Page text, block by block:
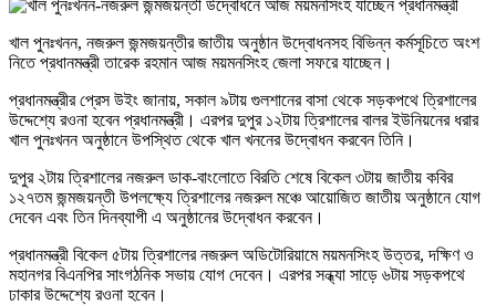
খাল পুনঃখনন, নজরুল জন্মজয়ন্তীর জাতীয় অনুষ্ঠান উদ্বোধনসহ বিভিন্ন কর্মসূচিতে অংশ
নিতে প্রধানমন্ত্রী তারেক রহমান আজ ময়মনসিংহ জেলা সফরে যাচ্ছেন।
প্রধানমন্ত্রীর প্রেস উইং জানায়, সকাল ৯টায় গুলশানের বাসা থেকে সড়কপথে ত্রিশালের
উদ্দেশ্যে রওনা হবেন প্রধানমন্ত্রী। এরপর দুপুর ১২টায় ত্রিশালের বালর ইউনিয়নের ধরার
খাল পুনঃখনন অনুষ্ঠানে উপস্থিত থেকে খাল খননের উদ্বোধন করবেন তিনি।
দুপুর ২টায় ত্রিশালের নজরুল ডাক-বাংলোতে বিরতি শেষে বিকেল ৩টায় জাতীয় কবির
১২৭তম জন্মজয়ন্তী উপলক্ষ্যে ত্রিশালের নজরুল মঞ্চে আয়োজিত জাতীয় অনুষ্ঠানে যোগ
দেবেন এবং তিন দিনব্যাপী এ অনুষ্ঠানের উদ্বোধন করবেন।
প্রধানমন্ত্রী বিকেল ৫টায় ত্রিশালের নজরুল অডিটোরিয়ামে ময়মনসিংহ উত্তর, দক্ষিণ ও
মহানগর বিএনপির সাংগঠনিক সভায় যোগ দেবেন। এরপর সন্ধ্যা সাড়ে ৬টায় সড়কপথে
ঢাকার উদ্দেশ্যে রওনা হবেন।